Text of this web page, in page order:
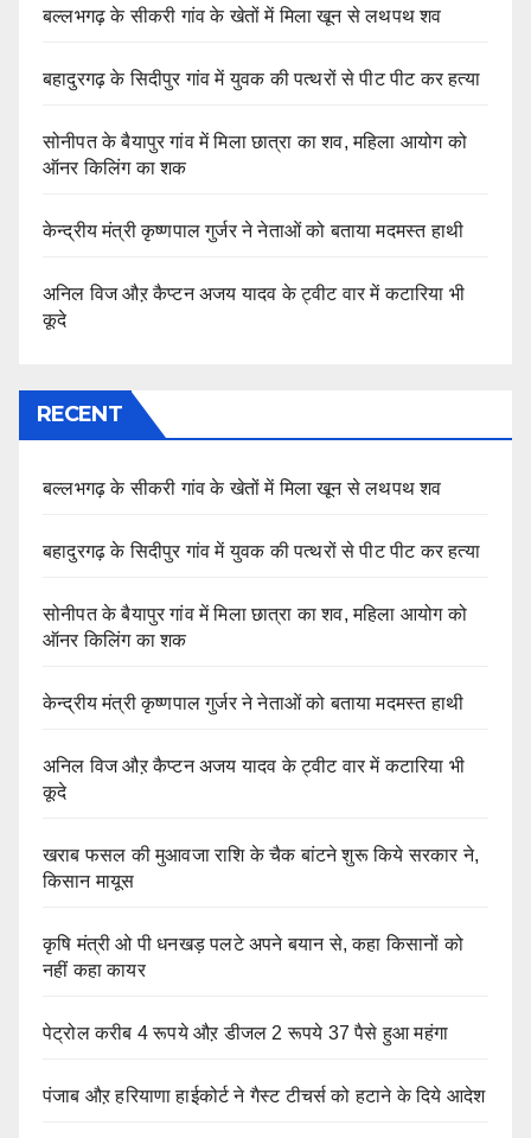
बल्लभगढ़ के सीकरी गांव के खेतों में मिला खून से लथपथ शव
बहादुरगढ़ के सिदीपुर गांव में युवक की पत्थरों से पीट पीट कर हत्या
सोनीपत के बैयापुर गांव में मिला छात्रा का शव, महिला आयोग को
ऑनर किलिंग का शक
केन्द्रीय मंत्री कृष्णपाल गुर्जर ने नेताओं को बताया मदमस्त हाथी
अनिल विज औऱ कैप्टन अजय यादव के ट्वीट वार में कटारिया भी
कूदे
RECENT
बल्लभगढ़ के सीकरी गांव के खेतों में मिला खून से लथपथ शव
बहादुरगढ़ के सिदीपुर गांव में युवक की पत्थरों से पीट पीट कर हत्या
सोनीपत के बैयापुर गांव में मिला छात्रा का शव, महिला आयोग को
ऑनर किलिंग का शक
केन्द्रीय मंत्री कृष्णपाल गुर्जर ने नेताओं को बताया मदमस्त हाथी
अनिल विज औऱ कैप्टन अजय यादव के ट्वीट वार में कटारिया भी
कूदे
खराब फसल की मुआवजा राशि के चैक बांटने शुरू किये सरकार ने,
किसान मायूस
कृषि मंत्री ओ पी धनखड़ पलटे अपने बयान से, कहा किसानों को
नहीं कहा कायर
पेट्रोल करीब 4 रूपये औऱ डीजल 2 रूपये 37 पैसे हुआ महंगा
पंजाब औऱ हरियाणा हाईकोर्ट ने गैस्ट टीचर्स को हटाने के दिये आदेश